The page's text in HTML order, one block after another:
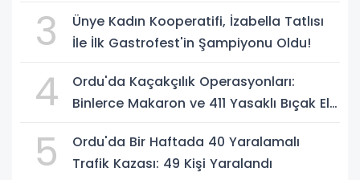
3
Ünye Kadın Kooperatifi, İzabella Tatlısı
İle İlk Gastrofest'in Şampiyonu Oldu!
4
Ordu'da Kaçakçılık Operasyonları:
Binlerce Makaron ve 411 Yasaklı Bıçak Ele
5
Ordu'da Bir Haftada 40 Yaralamalı
Trafik Kazası: 49 Kişi Yaralandı